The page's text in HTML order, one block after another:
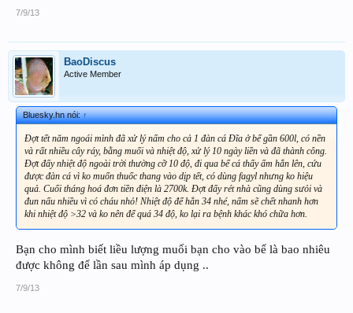
7/9/13
BaoDiscus
Active Member
Bluesky.hn nói:↑
Đợt tết năm ngoái mình đã xử lý nấm cho cả 1 đàn cá Đĩa ở bể gần 600l, có nền
và rất nhiều cây ráy, bằng muối và nhiệt độ, xử lý 10 ngày liền và đã thành công.
Đợt đấy nhiệt độ ngoài trời thường cỡ 10 độ, đi qua bể cá thấy ấm hẳn lên, cứu
được đàn cá vì ko muốn thuốc thang vào dịp tết, có dùng fagyl nhưng ko hiệu
quả. Cuối tháng hoá đơn tiền điện là 2700k. Đợt đấy rét nhà cũng dùng sưỏi và
đun nấu nhiều vì có cháu nhỏ! Nhiệt độ để hẳn 34 nhé, nấm sẽ chết nhanh hơn
khi nhiệt độ >32 và ko nên để quá 34 độ, ko lại ra bệnh khác khó chữa hơn.
Bạn cho mình biết liều lượng muối bạn cho vào bể là bao nhiêu
được không để lần sau mình áp dụng ..
7/9/13